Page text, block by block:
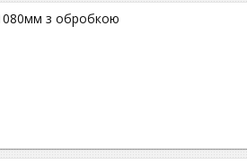
з обробкою